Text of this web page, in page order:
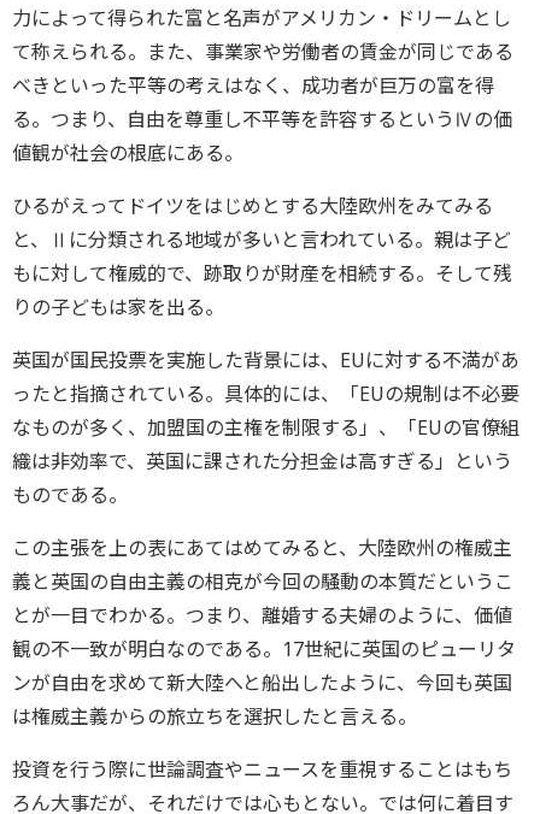
力によって得られた富と名声がアメリカン・ドリームとし
て称えられる。また、事業家や労働者の賃金が同じである
べきといった平等の考えはなく、成功者が巨万の富を得
る。つまり、自由を尊重し不平等を許容するというⅣの価
値観が社会の根底にある。
ひるがえってドイツをはじめとする大陸欧州をみてみる
と、Ⅱに分類される地域が多いと言われている。親は子ど
もに対して権威的で、跡取りが財産を相続する。そして残
りの子どもは家を出る。
英国が国民投票を実施した背景には、EUに対する不満があ
ったと指摘されている。具体的には、「EUの規制は不必要
なものが多く、加盟国の主権を制限する」、「EUの官僚組
織は非効率で、英国に課された分担金は高すぎる」という
ものである。
この主張を上の表にあてはめてみると、大陸欧州の権威主
義と英国の自由主義の相克が今回の騒動の本質だというこ
とが一目でわかる。つまり、離婚する夫婦のように、価値
観の不一致が明白なのである。17世紀に英国のピューリタ
ンが自由を求めて新大陸へと船出したように、今回も英国
は権威主義からの旅立ちを選択したと言える。
投資を行う際に世論調査やニュースを重視することはもち
ろん大事だが、それだけでは心もとない。では何に着目す